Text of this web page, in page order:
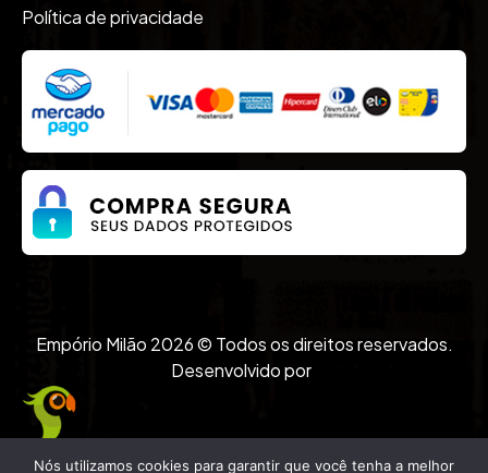
Política de privacidade
Empório Milão 2026 © Todos os direitos reservados.
Desenvolvido por
Nós utilizamos cookies para garantir que você tenha a melhor